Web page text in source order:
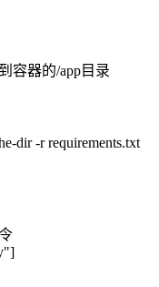
容器的/app目录
dir -r requirements.txt